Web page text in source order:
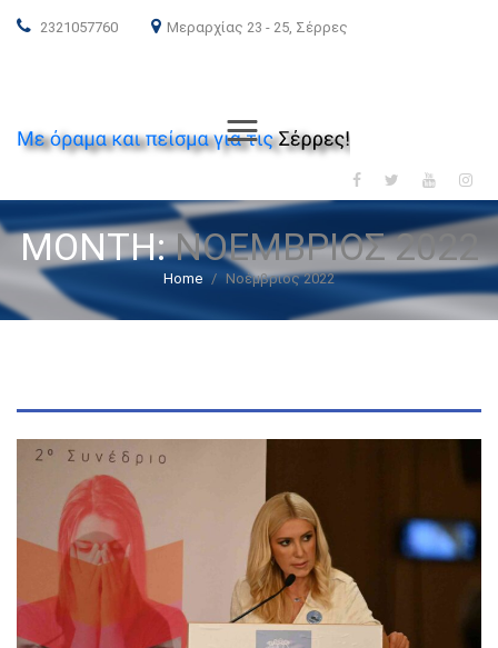
2321057760 Μεραρχίας 23 - 25, Σέρρες
Menu
MONTH:ΝΟΈΜΒΡΙΟΣ 2022
Home / Νοέμβριος 2022